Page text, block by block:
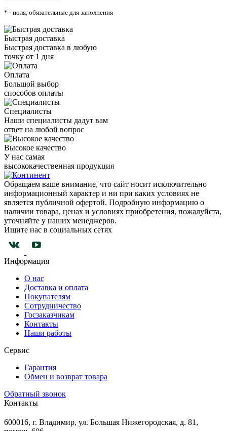
* - поля, обязательные для заполнения
Быстрая доставка
Быстрая доставка в любую
точку от 1 дня
Оплата
Большой выбор
способов оплаты
Специалисты
Наши специалисты дадут вам
ответ на любой вопрос
Высокое качество
У нас самая
высококачественная продукция
Обращаем ваше внимание, что сайт носит исключительно
информационный характер и ни при каких условиях не
является публичной офертой. Подробную информацию о
наличии товара, ценах и условиях приобретения, пожалуйста,
уточняйте у наших менеджеров.
Ищите нас в социальных сетях
Информация
О нас
Доставка и оплата
Покупателям
Сотрудничество
Госзаказчикам
Контакты
Наши работы
Сервис
Гарантия
Обмен и возврат товара
Обратный звонок
Контакты
600016, г. Владимир, ул. Большая Нижегородская, д. 81,